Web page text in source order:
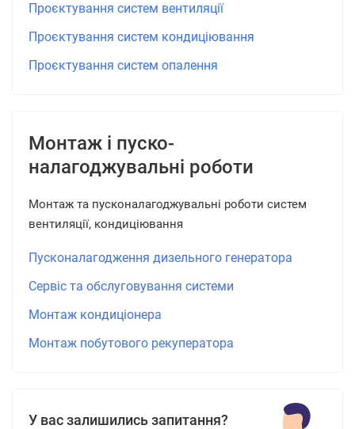
Проєктування систем вентиляції
Проєктування систем кондиціювання
Проєктування систем опалення
Монтаж і пуско-
налагоджувальні роботи
Монтаж та пусконалагоджувальні роботи систем
вентиляції, кондиціювання
Пусконалагодження дизельного генератора
Сервіс та обслуговування системи
Монтаж кондиціонера
Монтаж побутового рекуператора
У вас залишились запитання?